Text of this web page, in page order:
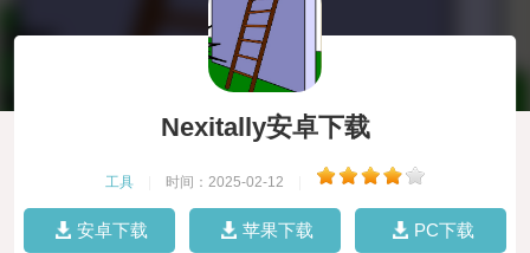
Nexitally安卓下载
工具 时间：2025-02-12
安卓下载 苹果下载 PC下载